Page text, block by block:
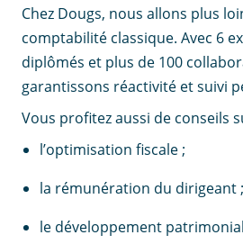
Chez Dougs, nous allons plus
comptabilité classique. Avec 6
diplômés et plus de 100
garantissons réactivité et suivi
Vous profitez aussi de conseils
l’optimisation fiscale ;
la rémunération du dirigeant ;
le développement